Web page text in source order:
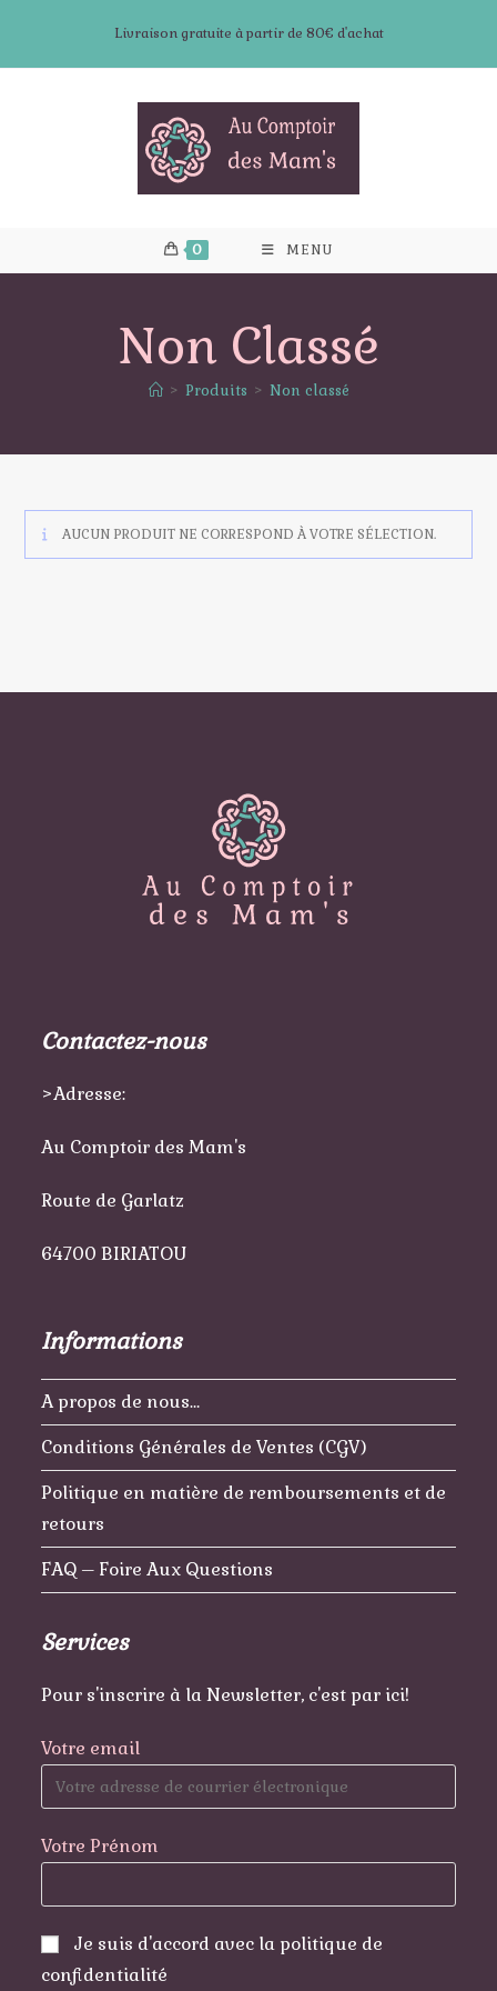
content
Livraison gratuite à partir de 80€ d'achat
0 MENU
Non Classé
> Produits > Non classé
AUCUN PRODUIT NE CORRESPOND À VOTRE SÉLECTION.
Contactez-nous
>Adresse:
Au Comptoir des Mam's
Route de Garlatz
64700 BIRIATOU
Informations
A propos de nous…
Conditions Générales de Ventes (CGV)
Politique en matière de remboursements et de
retours
FAQ – Foire Aux Questions
Services
Pour s'inscrire à la Newsletter, c'est par ici!
Votre email
Votre Prénom
Je suis d'accord avec la politique de
confidentialité